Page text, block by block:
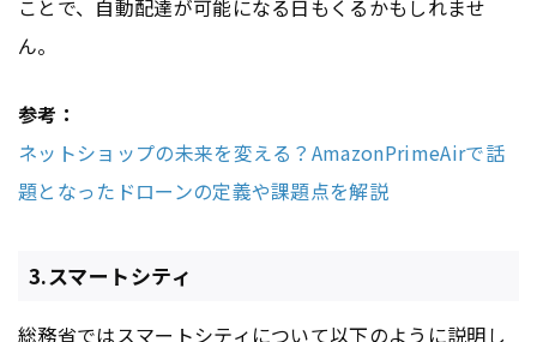
ことで、自動配達が可能になる日もくるかもしれませ
ん。
参考：
ネットショップの未来を変える？AmazonPrimeAirで話
題となったドローンの定義や課題点を解説
3.スマートシティ
総務省ではスマートシティについて以下のように説明し